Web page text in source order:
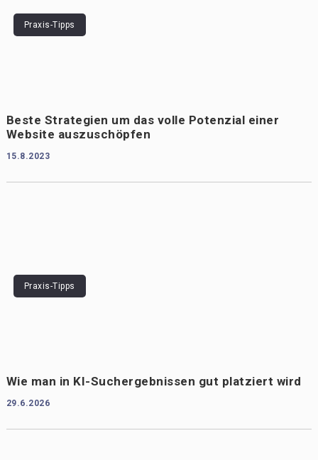
Praxis-Tipps
Beste Strategien um das volle Potenzial einer
Website auszuschöpfen
15.8.2023
Praxis-Tipps
Wie man in KI-Suchergebnissen gut platziert wird
29.6.2026